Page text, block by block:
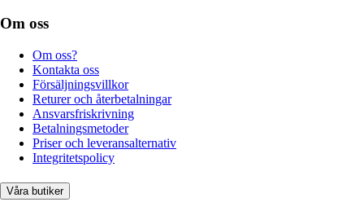
Om oss
Om oss?
Kontakta oss
Försäljningsvillkor
Returer och återbetalningar
Ansvarsfriskrivning
Betalningsmetoder
Priser och leveransalternativ
Integritetspolicy
Våra butiker